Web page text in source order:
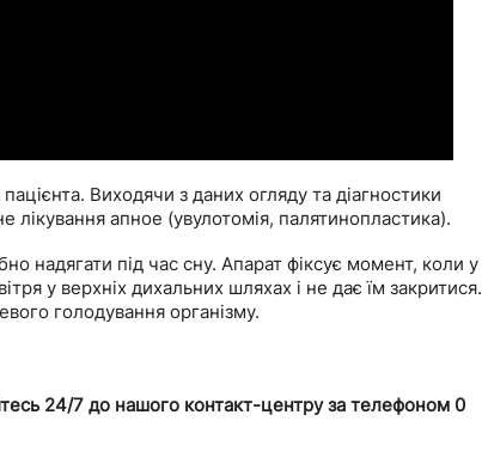
Виходячи з даних огляду та діагностики
лікування апное (увулотомія, палятинопластика).
надягати під час сну. Апарат фіксує момент, коли у
у верхніх дихальних шляхах і не дає їм закритися.
голодування організму.
24/7 до нашого контакт-центру за телефоном 0